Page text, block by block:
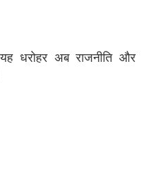
धरोहर अब राजनीति और